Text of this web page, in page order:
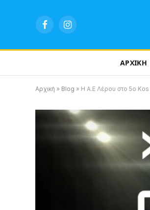
FacebookInstagram
ΑΡΧΙΚΗ
Αρχική » Blog » Η Α.Ε Λέρου στο 5ο